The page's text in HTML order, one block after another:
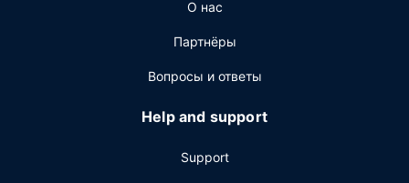
О нас
Партнёры
Вопросы и ответы
Help and support
Support